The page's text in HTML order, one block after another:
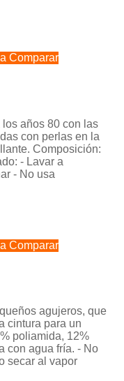
Comparar
años 80 con las
con perlas en la
Composición:
- Lavar a
- No usa
Comparar
agujeros, que
cintura para un
poliamida, 12%
con agua fría. - No
secar al vapor